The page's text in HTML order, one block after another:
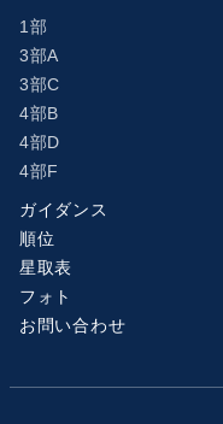
1部
3部A
3部C
4部B
4部D
4部F
ガイダンス
順位
星取表
フォト
お問い合わせ